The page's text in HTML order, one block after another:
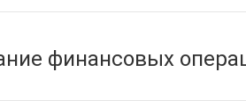
финансовых